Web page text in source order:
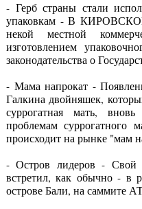
- Герб страны стали
упаковкам - В КИРОВСКОЙ
некой местной
изготовлением
законодательства о
- Мама напрокат -
Галкина двойняшек,
суррогатная мать,
проблемам суррогатного
происходит на рынке "мам
- Остров лидеров - Свой
встретил, как обычно - в
острове Бали, на саммите